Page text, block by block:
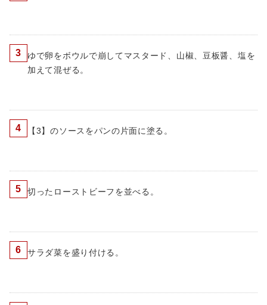
3
ゆで卵をボウルで崩してマスタード、山椒、豆板醤、塩を
加えて混ぜる。
4 【3】のソースをパンの片面に塗る。
5 切ったローストビーフを並べる。
6 サラダ菜を盛り付ける。